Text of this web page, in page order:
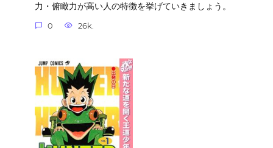
力・俯瞰力が高い人の特徴を挙げていきましょう。
0 26k.